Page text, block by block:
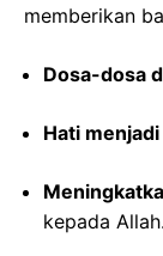
memberikan
Dosa-dosa
Hati
kepada Allah.